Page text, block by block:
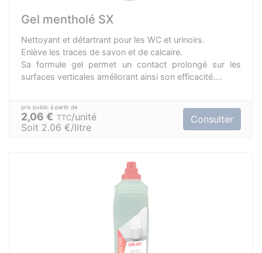
Gel mentholé SX
Nettoyant et détartrant pour les WC et urinoirs.
Enlève les traces de savon et de calcaire.
Sa formule gel permet un contact prolongé sur les
surfaces verticales améliorant ainsi son efficacité.
2,06 € TTC unité
Soit 2.06 €/litre
Consulter